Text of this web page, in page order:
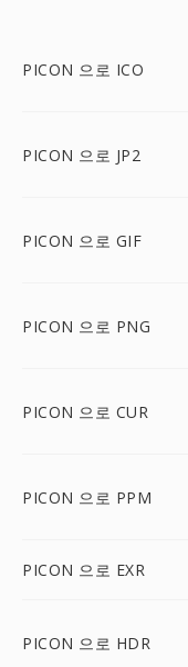
PICON 으로 ICO
PICON 으로 JP2
PICON 으로 GIF
PICON 으로 PNG
PICON 으로 CUR
PICON 으로 PPM
PICON 으로 EXR
PICON 으로 HDR